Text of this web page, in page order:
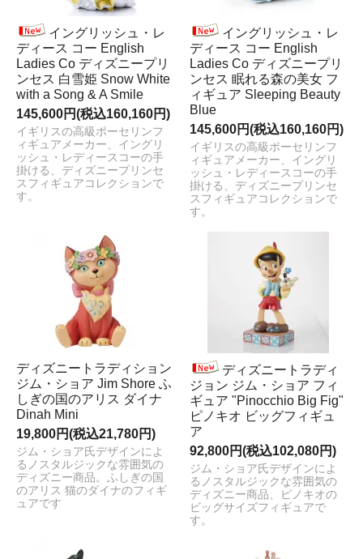
イングリッシュ・レ
ディース コー English
Ladies Co ディズニープリ
ンセス 白雪姫 Snow White
with a Song & A Smile
145,600円(税込160,160円)
イギリスの高級ポーセリンフ
ィギュアメーカー、イングリ
ッシュ・レディースコーの手
掛ける、ディズニープリンセ
スフィギュアコレクションで
す。
イングリッシュ・レ
ディース コー English
Ladies Co ディズニープリ
ンセス 眠れる森の美女 フ
ィギュア Sleeping Beauty
Blue
145,600円(税込160,160円)
イギリスの高級ポーセリンフ
ィギュアメーカー、イングリ
ッシュ・レディースコーの手
掛ける、ディズニープリンセ
スフィギュアコレクションで
す。
ディズニートラディション
ジム・ショア Jim Shore ふ
しぎの国のアリス ダイナ
Dinah Mini
19,800円(税込21,780円)
ジム・ショア氏デザインによ
るノスタルジックな雰囲気の
ディズニー商品。ふしぎの国
のアリス 猫のダイナのフィギ
ュアです
ディズニートラディ
ジョン ジム・ショア フィ
ギュア "Pinocchio Big Fig"
ピノキオ ビッグフィギュ
ア
92,800円(税込102,080円)
ジム・ショア氏デザインによ
るノスタルジックな雰囲気の
ディズニー商品、ピノキオの
ビッグサイズフィギュアで
す。